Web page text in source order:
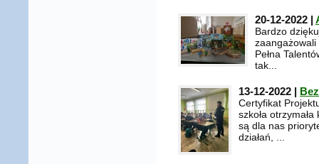
20-12-2022 |
Bardzo
zaangażowali
Pełna
tak...
13-12-2022 |
Certyfikat
szkoła
są dla nas
działań, ...